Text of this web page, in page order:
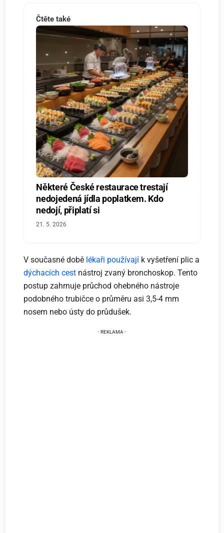
Čtěte také
Některé České restaurace trestají
nedojedená jídla poplatkem. Kdo
nedojí, připlatí si
21. 5. 2026
V současné době lékaři používají k vyšetření plic a
dýchacích cest nástroj zvaný bronchoskop. Tento
postup zahrnuje průchod ohebného nástroje
podobného trubičce o průměru asi 3,5-4 mm
nosem nebo ústy do průdušek.